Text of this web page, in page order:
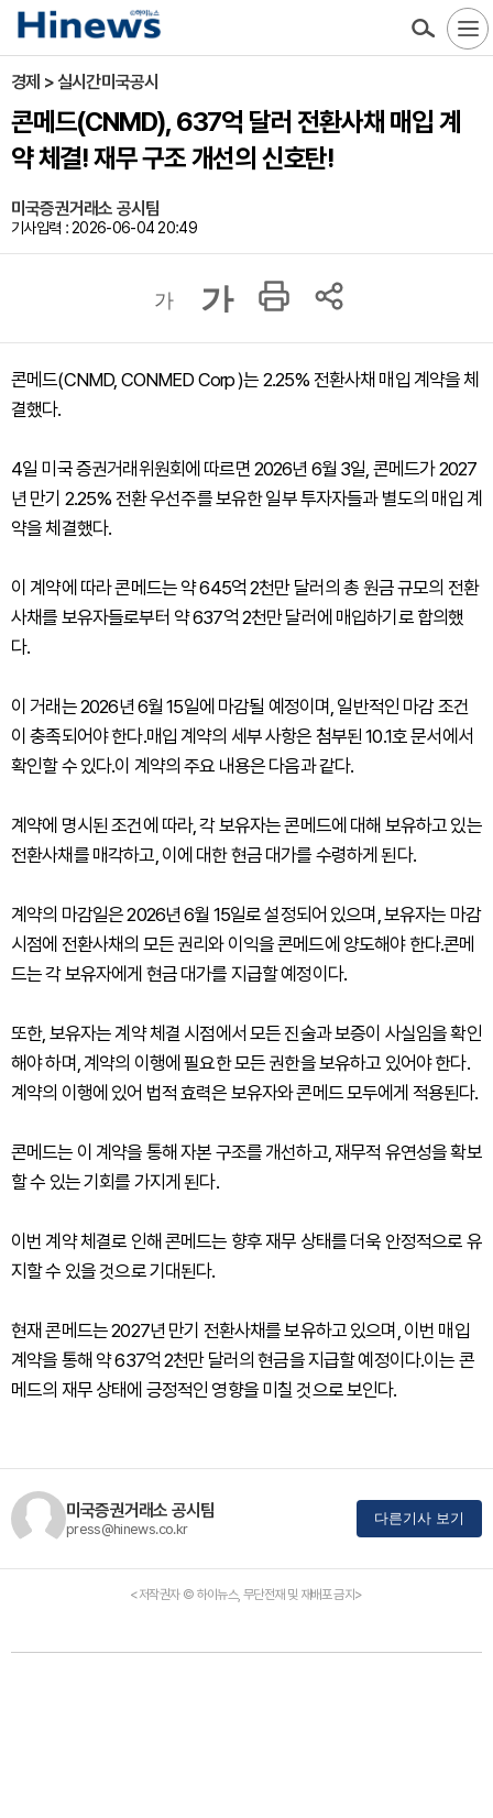
경제 > 실시간미국공시
콘메드(CNMD), 637억 달러 전환사채 매입 계
약 체결! 재무 구조 개선의 신호탄!
미국증권거래소 공시팀
기사입력 : 2026-06-04 20:49
가 가
콘메드(CNMD, CONMED Corp )는 2.25% 전환사채 매입 계약을 체
결했다.
4일 미국 증권거래위원회에 따르면 2026년 6월 3일, 콘메드가 2027
년 만기 2.25% 전환 우선주를 보유한 일부 투자자들과 별도의 매입 계
약을 체결했다.
이 계약에 따라 콘메드는 약 645억 2천만 달러의 총 원금 규모의 전환
사채를 보유자들로부터 약 637억 2천만 달러에 매입하기로 합의했
다.
이 거래는 2026년 6월 15일에 마감될 예정이며, 일반적인 마감 조건
이 충족되어야 한다.매입 계약의 세부 사항은 첨부된 10.1호 문서에서
확인할 수 있다.이 계약의 주요 내용은 다음과 같다.
계약에 명시된 조건에 따라, 각 보유자는 콘메드에 대해 보유하고 있는
전환사채를 매각하고, 이에 대한 현금 대가를 수령하게 된다.
계약의 마감일은 2026년 6월 15일로 설정되어 있으며, 보유자는 마감
시점에 전환사채의 모든 권리와 이익을 콘메드에 양도해야 한다.콘메
드는 각 보유자에게 현금 대가를 지급할 예정이다.
또한, 보유자는 계약 체결 시점에서 모든 진술과 보증이 사실임을 확인
해야 하며, 계약의 이행에 필요한 모든 권한을 보유하고 있어야 한다.
계약의 이행에 있어 법적 효력은 보유자와 콘메드 모두에게 적용된다.
콘메드는 이 계약을 통해 자본 구조를 개선하고, 재무적 유연성을 확보
할 수 있는 기회를 가지게 된다.
이번 계약 체결로 인해 콘메드는 향후 재무 상태를 더욱 안정적으로 유
지할 수 있을 것으로 기대된다.
현재 콘메드는 2027년 만기 전환사채를 보유하고 있으며, 이번 매입
계약을 통해 약 637억 2천만 달러의 현금을 지급할 예정이다.이는 콘
메드의 재무 상태에 긍정적인 영향을 미칠 것으로 보인다.
미국증권거래소 공시팀
press@hinews.co.kr
다른기사 보기
<저작권자 © 하이뉴스, 무단전재 및 재배포 금지>